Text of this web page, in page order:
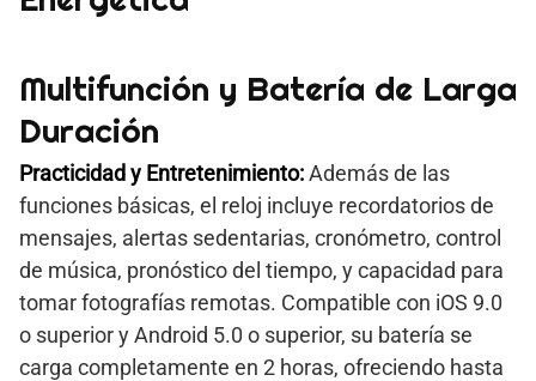
Multifunción y Batería de Larga
Duración
Practicidad y Entretenimiento:Además de las
funciones básicas, el reloj incluye recordatorios de
mensajes, alertas sedentarias, cronómetro, control
de música, pronóstico del tiempo, y capacidad para
tomar fotografías remotas. Compatible con iOS 9.0
o superior y Android 5.0 o superior, su batería se
carga completamente en 2 horas, ofreciendo hasta